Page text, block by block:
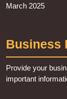
March 2025
Business
Provide your
important